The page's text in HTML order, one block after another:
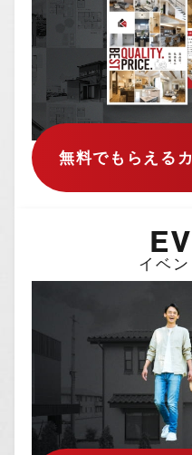
識別情報などの履歴
ーザーが当社や提携
はページを閲覧する
第３条（個人情報
のとおりです。
利用状況の閲覧を行
利用されたサービス
それらの代金などに
（2）ユーザーにお知
ールアドレスを利用
を送付したり必要に
め，氏名や住所などの
（3）ユーザーの本人
生年月日，住所，電
レジットカード番号
明付き郵便の到達結
無料でもらえる
イベ